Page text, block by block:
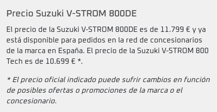
Precio Suzuki V-STROM 800DE
El precio de la Suzuki V-STROM 800DE es de 11.799 € y ya
está disponible para pedidos en la red de concesionarios
de la marca en España. El precio de la Suzuki V-STROM 800
Tech es de 10.699 € *.
* El precio oficial indicado puede sufrir cambios en función
de posibles ofertas o promociones de la marca o el
concesionario.